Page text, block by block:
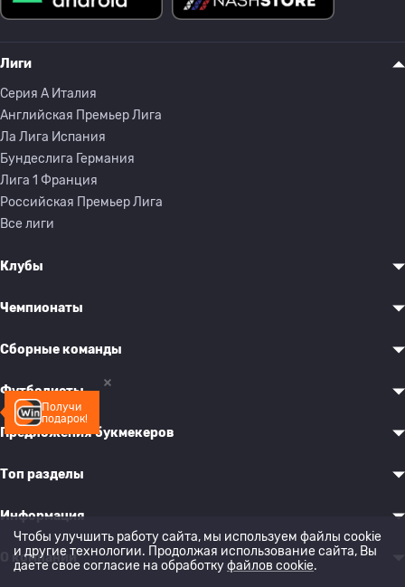
Получи
подарок!
Лиги
Серия A Италия
Английская Премьер Лига
Ла Лига Испания
Бундеслига Германия
Лига 1 Франция
Российская Премьер Лига
Все лиги
Клубы
Чемпионаты
Сборные команды
Футболисты
Предложения букмекеров
Топ разделы
Информация
О компании
Чтобы улучшить работу сайта, мы используем файлы cookie
и другие технологии. Продолжая использование сайта, Вы
даете свое согласие на обработкуфайлов cookie.